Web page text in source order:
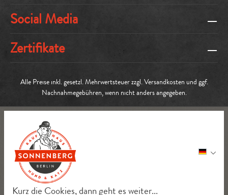
Kurz die Cookies, dann geht es weiter...
Social Media
Zertifikate
Alle Preise inkl. gesetzl. Mehrwertsteuer zzgl.Versandkosten und ggf.
Nachnahmegebühren, wenn nicht anders angegeben.